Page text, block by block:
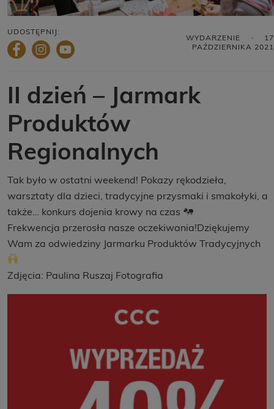
UDOSTĘPNIJ:
WYDARZENIE
17
PAŹDZIERNIKA 2021
II dzień – Jarmark
Produktów
Regionalnych
Tak było w ostatni weekend! Pokazy rękodzieła,
warsztaty dla dzieci, tradycyjne przysmaki i smakołyki, a
także… konkurs dojenia krowy na czas
Frekwencja przerosła nasze oczekiwania!Dziękujemy
Wam za odwiedziny Jarmarku Produktów Tradycyjnych
Zdjęcia: Paulina Ruszaj Fotografia